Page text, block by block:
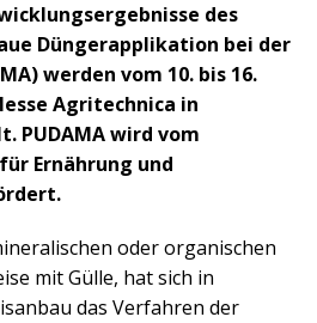
des
Düngerapplikation bei der
werden vom 10. bis 16.
Agritechnica in
PUDAMA wird vom
Ernährung und
oder organischen
mit Gülle, hat sich in
das Verfahren der